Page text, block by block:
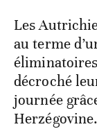
Les
au terme
décroché
journée
Herzégovine.